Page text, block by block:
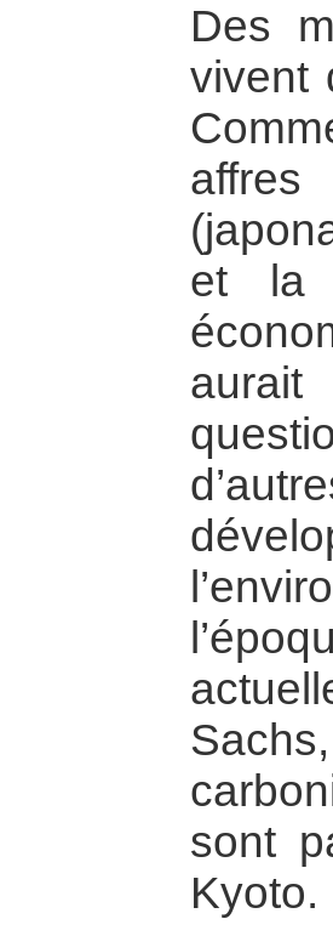
Des
vivent
affres
et la
sont
Kyoto.